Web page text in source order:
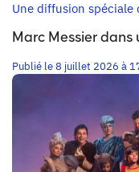
Une diffusion spéciale
Marc Messier
Publié le 8 juillet 2026 à